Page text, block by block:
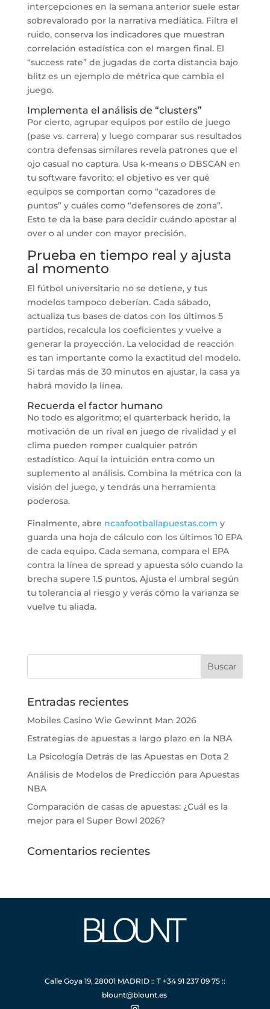
intercepciones en la semana anterior suele estar
sobrevalorado por la narrativa mediática. Filtra el
ruido, conserva los indicadores que muestran
correlación estadística con el margen final. El
“success rate” de jugadas de corta distancia bajo
blitz es un ejemplo de métrica que cambia el
juego.
Implementa el análisis de “clusters”
Por cierto, agrupar equipos por estilo de juego
(pase vs. carrera) y luego comparar sus resultados
contra defensas similares revela patrones que el
ojo casual no captura. Usa k‑means o DBSCAN en
tu software favorito; el objetivo es ver qué
equipos se comportan como “cazadores de
puntos” y cuáles como “defensores de zona”.
Esto te da la base para decidir cuándo apostar al
over o al under con mayor precisión.
Prueba en tiempo real y ajusta
al momento
El fútbol universitario no se detiene, y tus
modelos tampoco deberían. Cada sábado,
actualiza tus bases de datos con los últimos 5
partidos, recalcula los coeficientes y vuelve a
generar la proyección. La velocidad de reacción
es tan importante como la exactitud del modelo.
Si tardas más de 30 minutos en ajustar, la casa ya
habrá movido la línea.
Recuerda el factor humano
No todo es algoritmo; el quarterback herido, la
motivación de un rival en juego de rivalidad y el
clima pueden romper cualquier patrón
estadístico. Aquí la intuición entra como un
suplemento al análisis. Combina la métrica con la
visión del juego, y tendrás una herramienta
poderosa.
Finalmente, abre ncaafootballapuestas.com y
guarda una hoja de cálculo con los últimos 10 EPA
de cada equipo. Cada semana, compara el EPA
contra la línea de spread y apuesta sólo cuando la
brecha supere 1.5 puntos. Ajusta el umbral según
tu tolerancia al riesgo y verás cómo la varianza se
vuelve tu aliada.
Entradas recientes
Mobiles Casino Wie Gewinnt Man 2026
Estrategias de apuestas a largo plazo en la NBA
La Psicología Detrás de las Apuestas en Dota 2
Análisis de Modelos de Predicción para Apuestas
NBA
Comparación de casas de apuestas: ¿Cuál es la
mejor para el Super Bowl 2026?
Comentarios recientes
Calle Goya 19, 28001 MADRID :: T +34 91 237 09 75 ::
blount@blount.es